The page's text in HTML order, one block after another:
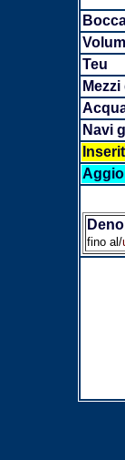
Teu
Navi
fino al/